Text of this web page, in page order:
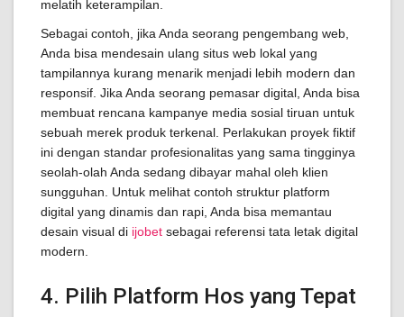
melatih keterampilan.
Sebagai contoh, jika Anda seorang pengembang web,
Anda bisa mendesain ulang situs web lokal yang
tampilannya kurang menarik menjadi lebih modern dan
responsif. Jika Anda seorang pemasar digital, Anda bisa
membuat rencana kampanye media sosial tiruan untuk
sebuah merek produk terkenal. Perlakukan proyek fiktif
ini dengan standar profesionalitas yang sama tingginya
seolah-olah Anda sedang dibayar mahal oleh klien
sungguhan. Untuk melihat contoh struktur platform
digital yang dinamis dan rapi, Anda bisa memantau
desain visual di ijobet sebagai referensi tata letak digital
modern.
4. Pilih Platform Hos yang Tepat